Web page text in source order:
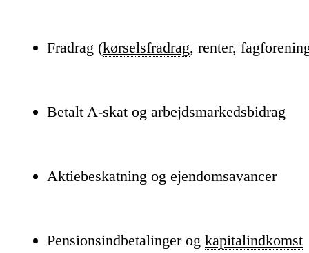
Fradrag (kørselsfradrag, renter,
Betalt A-skat og arbejdsmarkedsbidrag
Aktiebeskatning og ejendomsavancer
Pensionsindbetalinger og kapitalindkomst